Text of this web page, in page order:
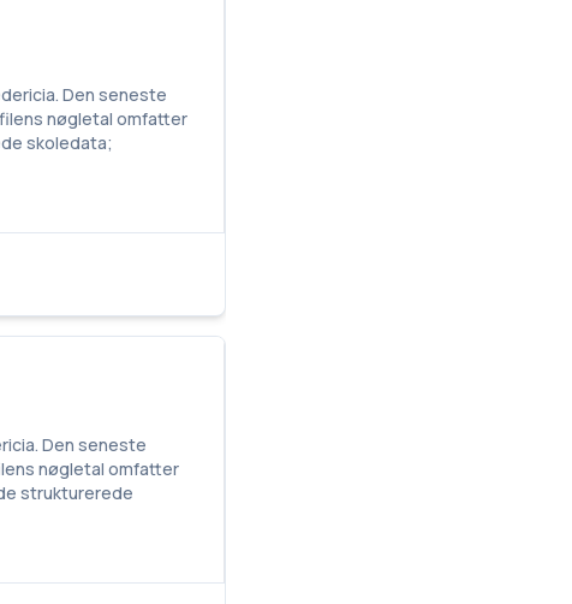
Den seneste
nøgletal omfatter
skoledata;
Den seneste
nøgletal omfatter
strukturerede